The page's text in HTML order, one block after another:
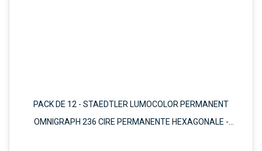
PACK DE 12 - STAEDTLER LUMOCOLOR PERMANENT
OMNIGRAPH 236 CIRE PERMANENTE HEXAGONALE -